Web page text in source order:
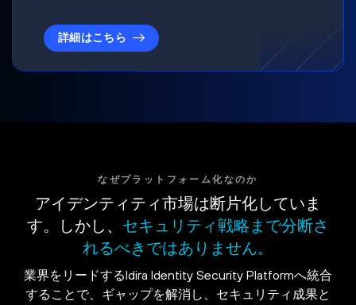
詳細はこちら
なぜプラットフォーム化なのか
アイデンティティ市場は断片化していま
す。しかし、 セキュリティ戦略まで分断さ
れるべきではありません。
業界をリードするIdira Identity Security Platformへ統合
することで、ギャップを解消し、セキュリティ成果と